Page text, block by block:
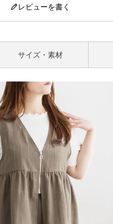
レビューを書く
サイズ・素材